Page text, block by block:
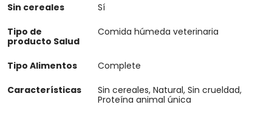
Sin cereales
Sí
Tipo de
producto Salud
Comida húmeda veterinaria
Tipo Alimentos
Complete
Características
Sin cereales, Natural, Sin crueldad,
Proteína animal única